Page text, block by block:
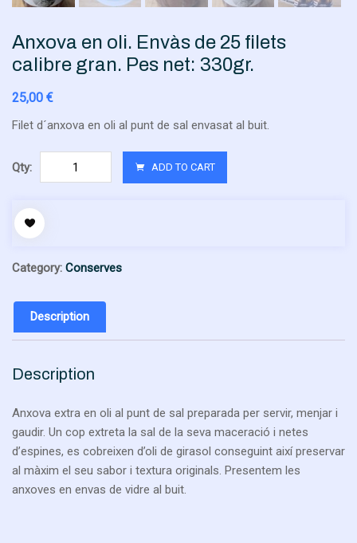
Anxova en oli. Envàs de 25 filets
calibre gran. Pes net: 330gr.
25,00 €
Filet d´anxova en oli al punt de sal envasat al buit.
Qty:
en
Envàs
de
filets
gran.
Pes
330gr.
ADD TO CART
Category: Conserves
Description
Description
Anxova extra en oli al punt de sal preparada per servir, menjar i
gaudir. Un cop extreta la sal de la seva maceració i netes
d’espines, es cobreixen d’oli de girasol conseguint així preservar
al màxim el seu sabor i textura originals. Presentem les
anxoves en envas de vidre al buit.